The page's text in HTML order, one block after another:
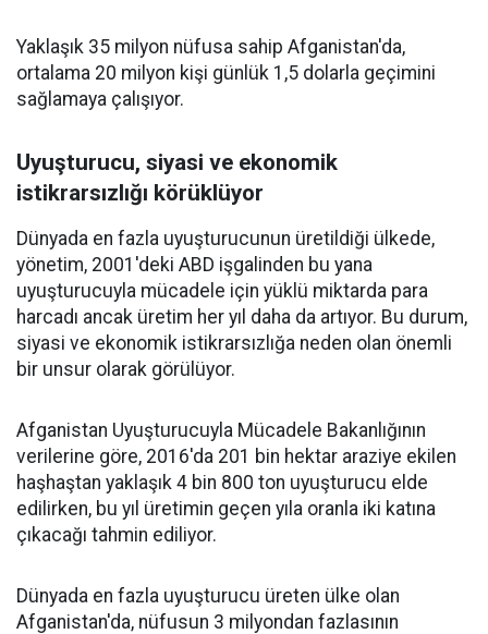
Yaklaşık 35 milyon nüfusa sahip Afganistan'da,
ortalama 20 milyon kişi günlük 1,5 dolarla geçimini
sağlamaya çalışıyor.
Uyuşturucu, siyasi ve ekonomik
istikrarsızlığı körüklüyor
Dünyada en fazla uyuşturucunun üretildiği ülkede,
yönetim, 2001'deki ABD işgalinden bu yana
uyuşturucuyla mücadele için yüklü miktarda para
harcadı ancak üretim her yıl daha da artıyor. Bu durum,
siyasi ve ekonomik istikrarsızlığa neden olan önemli
bir unsur olarak görülüyor.
Afganistan Uyuşturucuyla Mücadele Bakanlığının
verilerine göre, 2016'da 201 bin hektar araziye ekilen
haşhaştan yaklaşık 4 bin 800 ton uyuşturucu elde
edilirken, bu yıl üretimin geçen yıla oranla iki katına
çıkacağı tahmin ediliyor.
Dünyada en fazla uyuşturucu üreten ülke olan
Afganistan'da, nüfusun 3 milyondan fazlasının